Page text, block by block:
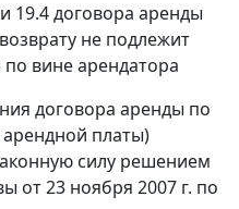
19.4 договора аренды
не подлежит
вине арендатора
договора аренды по
арендной платы)
силу решением
от 23 ноября 2007 г. по